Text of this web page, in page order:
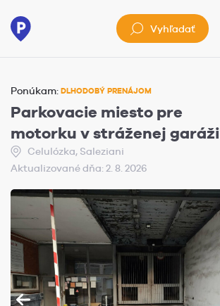
Vyhľadať
Ponúkam: DLHODOBÝ PRENÁJOM
Parkovacie miesto pre
motorku v stráženej garáži
Celulózka, Saleziani
Aktualizované dňa: 2. 8. 2026